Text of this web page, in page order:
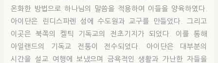
온화한 방법으로 하나님의 말씀을 적용하여 이들을 양육하였다.
아이단은 린디스파렌 섬에 수도원과 교구를 만들었다. 그리고
이곳은 북쪽의 켈틱 기독교의 전초기지가 되었다. 이를 통해
아일랜드의 기독교 전통이 전수되었다. 아이단은 대부분의
시간을 설교 여행에 보냈으며 금욕적인 생활과 가난한 자들을